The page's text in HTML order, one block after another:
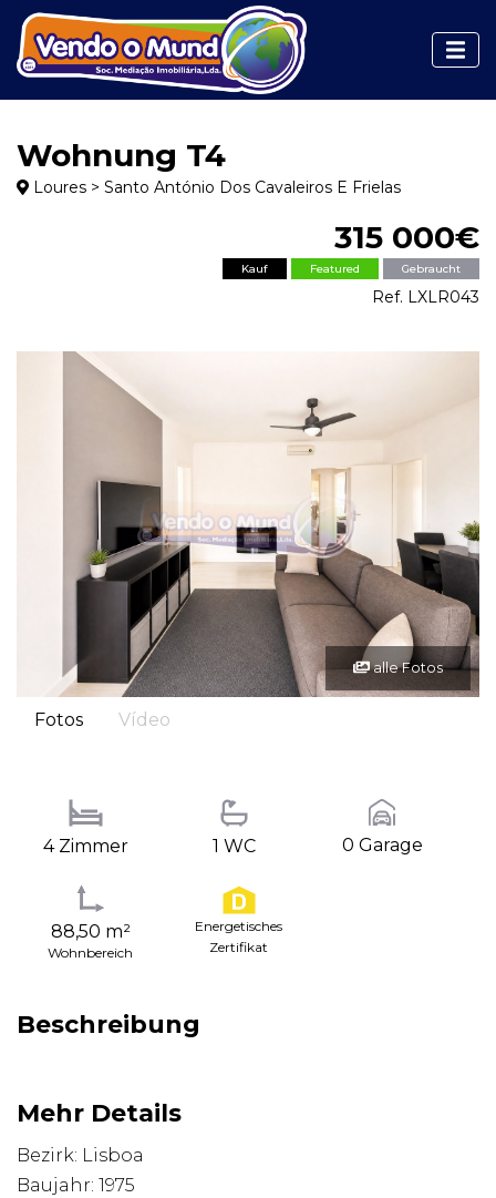
Wohnung T4
Loures > Santo António Dos Cavaleiros E Frielas
315 000€
Kauf Featured Gebraucht
Ref. LXLR043
alle Fotos
Fotos Vídeo
4 Zimmer 1 WC 0 Garage
88,50 m²
Wohnbereich
Energetisches
Zertifikat
Beschreibung
Mehr Details
Bezirk: Lisboa
Baujahr: 1975